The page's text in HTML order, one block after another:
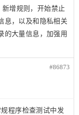
增规则，开始禁止
息，以及和隐私相关
的大量信息，加强用
#86873
程序检查测试中发